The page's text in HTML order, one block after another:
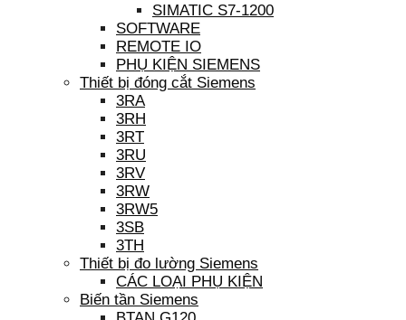
SIMATIC S7-1200
SOFTWARE
REMOTE IO
PHỤ KIỆN SIEMENS
Thiết bị đóng cắt Siemens
3RA
3RH
3RT
3RU
3RV
3RW
3RW5
3SB
3TH
Thiết bị đo lường Siemens
CÁC LOẠI PHỤ KIỆN
Biến tần Siemens